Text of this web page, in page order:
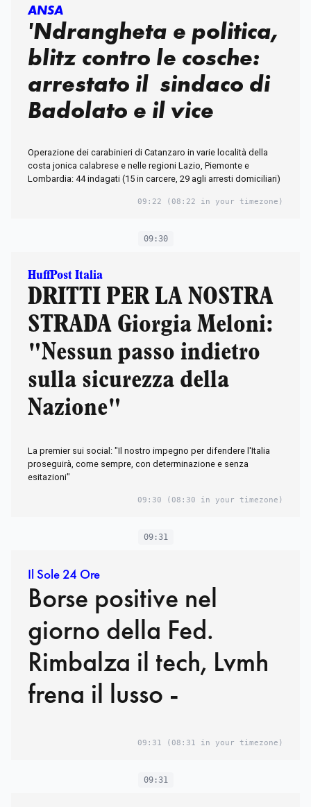
ANSA
'Ndrangheta e politica,
blitz contro le cosche:
arrestato il sindaco di
Badolato e il vice
Operazione dei carabinieri di Catanzaro in varie località della
costa jonica calabrese e nelle regioni Lazio, Piemonte e
Lombardia: 44 indagati (15 in carcere, 29 agli arresti domiciliari)
09:22 (08:22 in your timezone)
09:30
HuffPost Italia
DRITTI PER LA NOSTRA
STRADA Giorgia Meloni:
"Nessun passo indietro
sulla sicurezza della
Nazione"
La premier sui social: "Il nostro impegno per difendere l'Italia
proseguirà, come sempre, con determinazione e senza
esitazioni"
09:30 (08:30 in your timezone)
09:31
Il Sole 24 Ore
Borse positive nel
giorno della Fed.
Rimbalza il tech, Lvmh
frena il lusso -
09:31 (08:31 in your timezone)
09:31